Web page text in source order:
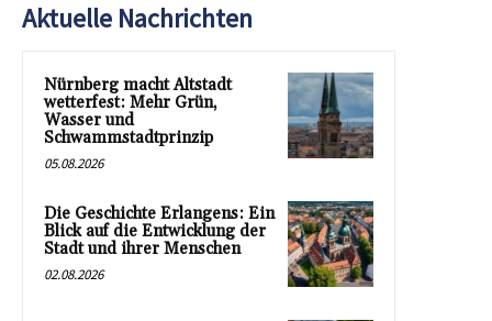
Aktuelle Nachrichten
Nürnberg macht Altstadt
wetterfest: Mehr Grün,
Wasser und
Schwammstadtprinzip
05.08.2026
Die Geschichte Erlangens: Ein
Blick auf die Entwicklung der
Stadt und ihrer Menschen
02.08.2026